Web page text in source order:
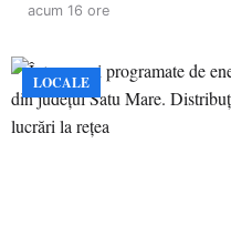
acum 16 ore
LOCALE